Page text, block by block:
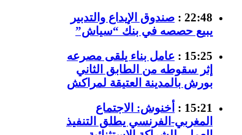
22:48 :
صندوق الإيداع والتدبير
يبيع حصصه في بنك “سياش”
15:25 :
عامل بناء يلقى مصرعه
إثر سقوطه من الطابق الثاني
بورش بالمدينة العتيقة لمراكش
15:21 :
أخنوش: الاجتماع
المغربي-الفرنسي يطلق التنفيذ